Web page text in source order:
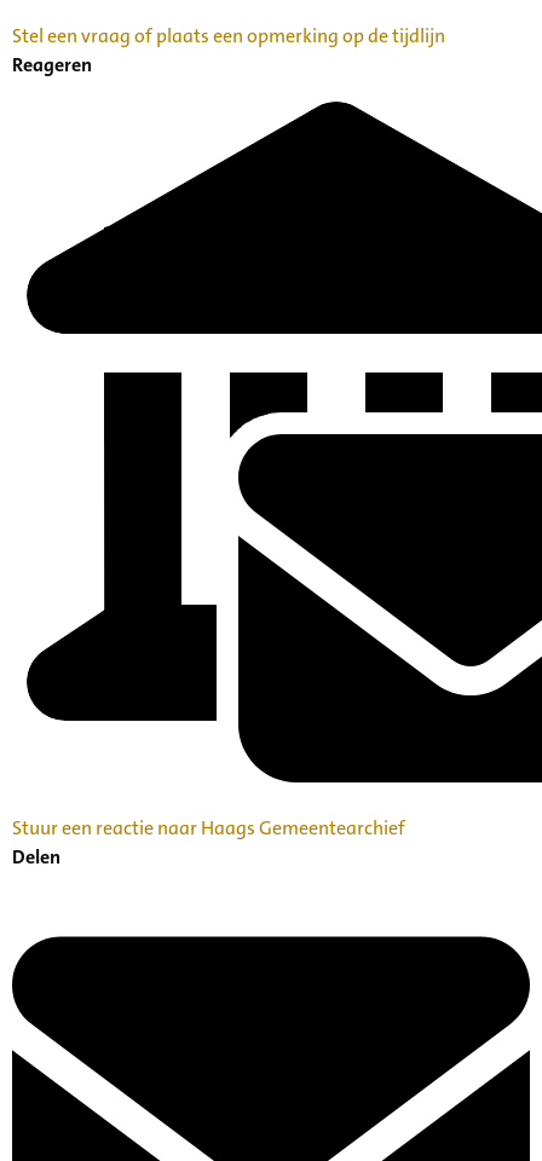
Stel een vraag of plaats een opmerking op de tijdlijn
Reageren
Stuur een reactie naar Haags Gemeentearchief
Delen